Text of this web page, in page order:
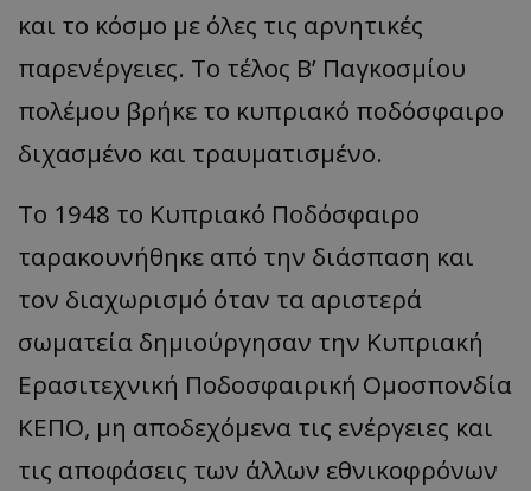
και το κόσμο με όλες τις αρνητικές
παρενέργειες. Το τέλος Β’ Παγκοσμίου
πολέμου βρήκε το κυπριακό ποδόσφαιρο
διχασμένο και τραυματισμένο.
Το 1948 το Κυπριακό Ποδόσφαιρο
ταρακουνήθηκε από την διάσπαση και
τον διαχωρισμό όταν τα αριστερά
σωματεία δημιούργησαν την Κυπριακή
Ερασιτεχνική Ποδοσφαιρική Ομοσπονδία
ΚΕΠΟ, μη αποδεχόμενα τις ενέργειες και
τις αποφάσεις των άλλων εθνικοφρόνων